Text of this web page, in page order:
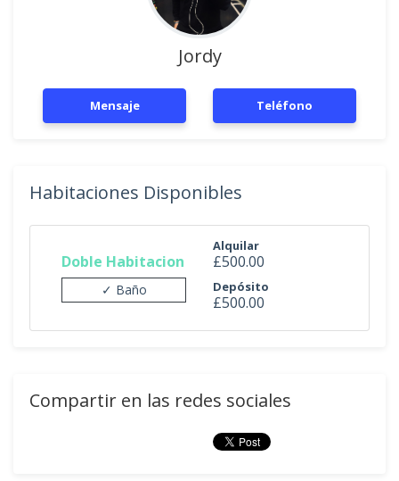
Jordy
Mensaje Teléfono
Habitaciones Disponibles
Doble Habitacion
✓ Baño
Alquilar
£500.00
Depósito
£500.00
Compartir en las redes sociales